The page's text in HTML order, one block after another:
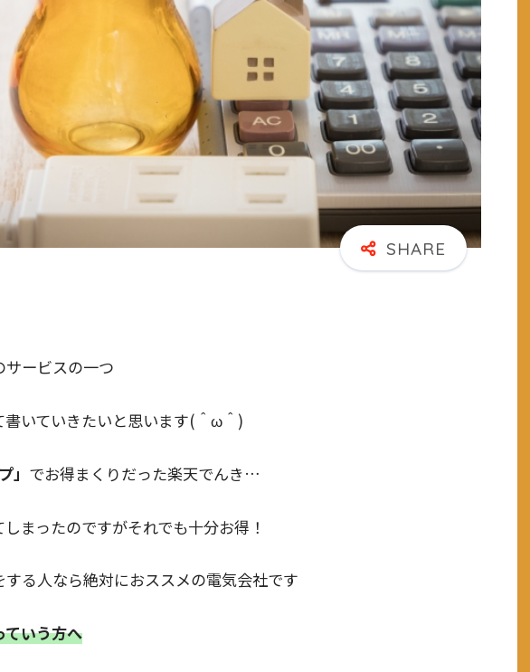
ービスの一つ
書いていきたいと思います(＾ω＾)
」 でお得まくりだった楽天でんき…
まったのですがそれでも十分お得！
る人なら絶対におススメの電気会社です
ていう方へ